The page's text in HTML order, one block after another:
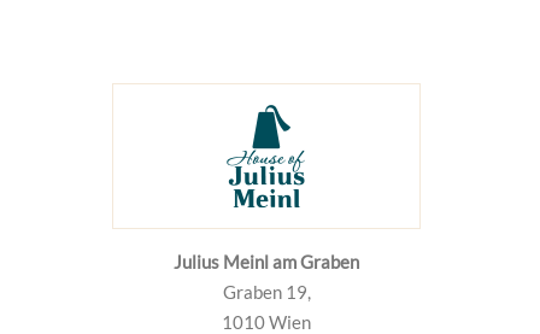
Julius Meinl am Graben
Graben 19,
1010 Wien